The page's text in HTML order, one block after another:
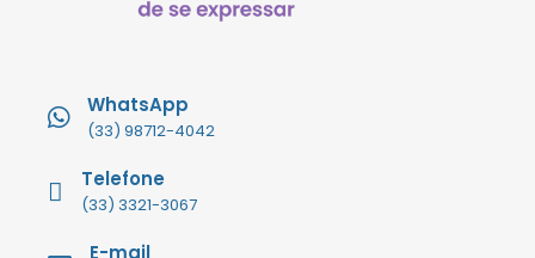
WhatsApp
(33) 98712-4042
Telefone
(33) 3321-3067
E-mail